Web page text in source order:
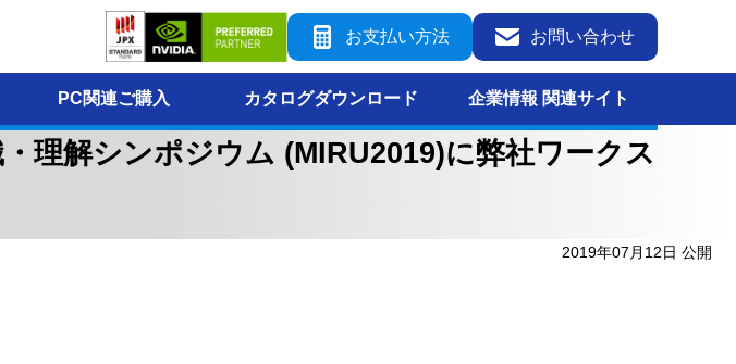
お支払い方法 お問い合わせ
PC関連ご購入 カタログダウンロード 企業情報 関連サイト
理解シンポジウム (MIRU2019)に弊社ワークス
2019年07月12日 公開